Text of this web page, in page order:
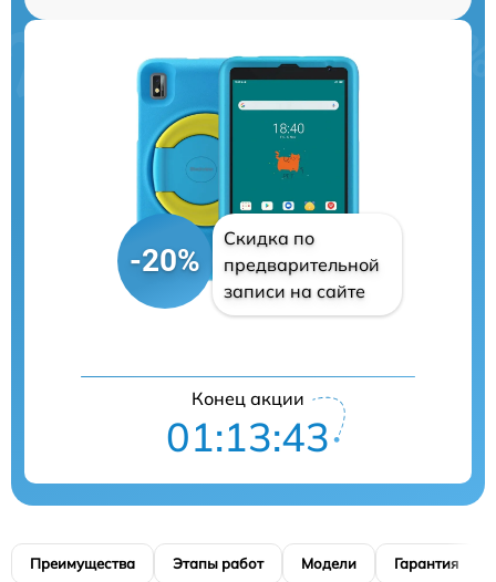
-20%
Скидка по
предварительной
записи на сайте
Конец акции
01:13:42
Преимущества Этапы работ Модели Гарантия